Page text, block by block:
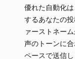
優れた自動化
するあなたの
ァーストネー
声のトーンに
ペースで送信